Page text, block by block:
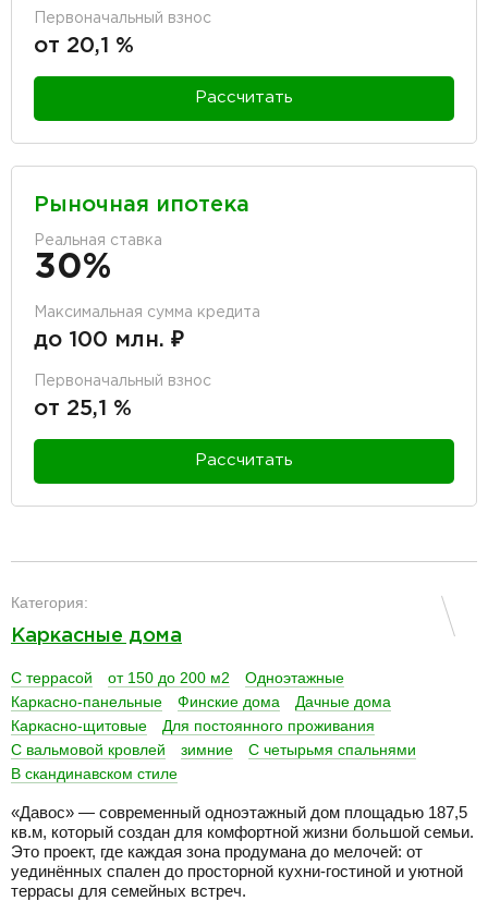
Первоначальный взнос
от 20,1 %
Рассчитать
Рыночная ипотека
Реальная ставка
30%
Максимальная сумма кредита
до 100 млн. ₽
Первоначальный взнос
от 25,1 %
Рассчитать
Категория:
Каркасные дома
С террасой от 150 до 200 м2
Одноэтажные
Каркасно-панельные
Финские дома
Дачные дома
Каркасно-щитовые
Для постоянного проживания
С вальмовой кровлей
зимние
С четырьмя спальнями
В скандинавском стиле
«Давос» — современный одноэтажный дом площадью 187,5
кв.м, который создан для комфортной жизни большой семьи.
Это проект, где каждая зона продумана до мелочей: от
уединённых спален до просторной кухни-гостиной и уютной
террасы для семейных встреч.